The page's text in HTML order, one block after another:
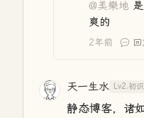
@美樂地
爽的
2年前 回
天一生水 Lv2.初
静态博客，诸